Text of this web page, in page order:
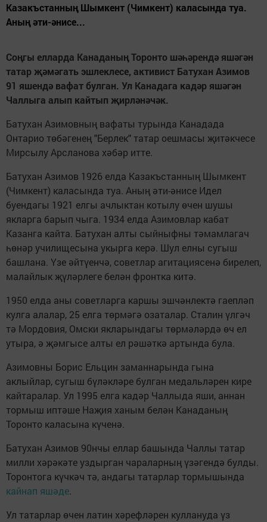
Казакъстанның Шымкент (Чимкент) каласында туа.
Аның әти-әнисе...
Соңгы елларда Канаданың Торонто шәһәрендә яшәгән
татар җәмәгать эшлеклесе, активист Батухан Азимов
91 яшендә вафат булган. Ул Канадага кадәр яшәгән
Чаллыга алып кайтып җирләнәчәк.
Батухан Азимовның вафаты турында Канадада
Онтарио төбәгенең "Берлек" татар оешмасы җитәкчесе
Мирсылу Арсланова хәбәр итте.
Батухан Азимов 1926 елда Казакъстанның Шымкент
(Чимкент) каласында туа. Аның әти-әнисе Идел
буендагы 1921 елгы ачлыктан котылу өчен шушы
якларга барып чыга. 1934 елда Азимовлар кабат
Казанга кайта. Батухан алты сыйныфны тәмамлагач
һөнәр училищесына укырга керә. Шул елны сугыш
башлана. Үзе әйтүенчә, советлар агитациясенә бирелеп,
малайлык җүләрлеге белән фронтка китә.
1950 елда аны советларга каршы эшчәнлектә гаепләп
кулга алалар, 25 елга төрмәгә озаталар. Сталин үлгәч
тә Мордовия, Омски якларындагы төрмәләрдә өч ел
утыра, ә җәмгысе алты ел рәшәткә артында була.
Азимовны Борис Ельцин заманнарында гына
аклыйлар, сугыш бүләкләре булган медальләрен кире
кайтаралар. Ул 1995 елга кадәр Чаллыда яши, аннан
тормыш иптәше Наҗия ханым белән Канаданың
Торонто каласына күченә.
Батухан Азимов 90нчы еллар башында Чаллы татар
милли хәрәкәте уздырган чараларның үзәгендә булды.
Торонтога күчкәч тә, андагы татарлар тормышында
кайнап яшәде.
Ул татарлар өчен латин хәрефләрен куллануда үз